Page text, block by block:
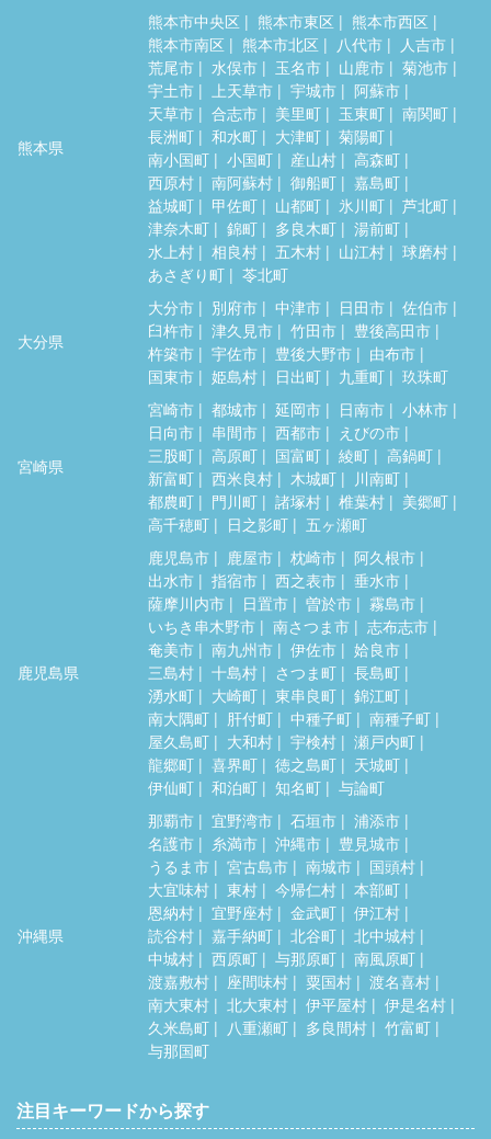
熊本県
熊本市中央区 熊本市東区
熊本市西区
熊本市南区
熊本市北区 八代市
人吉市
荒尾市
水俣市 玉名市 山鹿市
菊池市
宇土市
上天草市 宇城市
阿蘇市
天草市
合志市 美里町 玉東町
南関町
長洲町
和水町 大津町
菊陽町
南小国町
小国町 産山村
高森町
西原村
南阿蘇村 御船町
嘉島町
益城町
甲佐町 山都町 氷川町
芦北町
津奈木町
錦町 多良木町
湯前町
水上村
相良村 五木村 山江村
球磨村
あさぎり町
苓北町
大分県
大分市 別府市 中津市 日田市
佐伯市
臼杵市
津久見市 竹田市
豊後高田市
杵築市
宇佐市 豊後大野市
由布市
国東市
姫島村 日出町 九重町 玖珠町
宮崎県
宮崎市 都城市 延岡市 日南市
小林市
日向市
串間市 西都市
えびの市
三股町
高原町 国富町 綾町
高鍋町
新富町
西米良村 木城町
川南町
都農町
門川町 諸塚村 椎葉村
美郷町
高千穂町
日之影町 五ヶ瀬町
鹿児島県
鹿児島市 鹿屋市 枕崎市
阿久根市
出水市
指宿市 西之表市
垂水市
薩摩川内市
日置市 曽於市
霧島市
いちき串木野市
南さつま市
志布志市
奄美市
南九州市 伊佐市
姶良市
三島村
十島村 さつま町
長島町
湧水町
大崎町 東串良町
錦江町
南大隅町
肝付町 中種子町
南種子町
屋久島町
大和村 宇検村
瀬戸内町
龍郷町
喜界町 徳之島町
天城町
伊仙町
和泊町 知名町 与論町
沖縄県
那覇市 宜野湾市 石垣市
浦添市
名護市
糸満市 沖縄市
豊見城市
うるま市
宮古島市 南城市
国頭村
大宜味村
東村 今帰仁村
本部町
恩納村
宜野座村 金武町
伊江村
読谷村
嘉手納町 北谷町
北中城村
中城村
西原町 与那原町
南風原町
渡嘉敷村
座間味村 粟国村
渡名喜村
南大東村
北大東村 伊平屋村
伊是名村
久米島町
八重瀬町 多良間村
竹富町
与那国町
注目キーワードから探す